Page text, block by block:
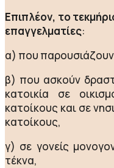
Επιπλέον, το
επαγγελματίες:
α) που
β) που ασκούν
κατοικία σε
κατοίκους και σε
κατοίκους,
γ) σε γονείς
τέκνα,